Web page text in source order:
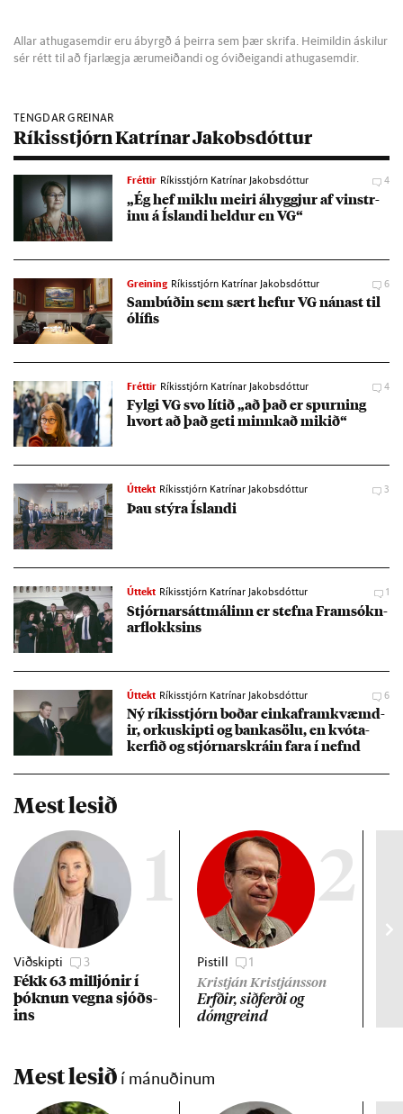
Allar athugasemdir eru ábyrgð á þeirra sem þær skrifa. Heimildin áskilur
sér rétt til að fjarlægja ærumeiðandi og óviðeigandi athugasemdir.
TENGDAR GREINAR
Ríkisstjórn Katrínar Jakobsdóttur
Fréttir Ríkisstjórn Katrínar Jakobsdóttur 4
„Ég hef miklu meiri áhyggj­ur af vinstr­
inu á Ís­landi held­ur en VG“
Greining Ríkisstjórn Katrínar Jakobsdóttur 6
Sam­búð­in sem sært hef­ur VG nán­ast til
ólíf­is
Fréttir Ríkisstjórn Katrínar Jakobsdóttur 4
Fylgi VG svo lít­ið „að það er spurn­ing
hvort að það geti minnk­að mik­ið“
Úttekt Ríkisstjórn Katrínar Jakobsdóttur 3
Þau stýra Ís­landi
Úttekt Ríkisstjórn Katrínar Jakobsdóttur 1
Stjórn­arsátt­mál­inn er stefna Fram­sókn­
ar­flokks­ins
Úttekt Ríkisstjórn Katrínar Jakobsdóttur 6
Ný rík­is­stjórn boð­ar einkafram­kvæmd­
ir, orku­skipti og banka­sölu, en kvóta­
kerf­ið og stjórn­ar­skrá­in fara í nefnd
Mest lesið
1
Viðskipti 3
Fékk 63 millj­ón­ir í
þókn­un vegna sjóðs­
ins
2
Pistill 1
Kristján Kristjánsson
Erfð­ir, sið­ferði og
dómgreind
Mest lesið í mánuðinum